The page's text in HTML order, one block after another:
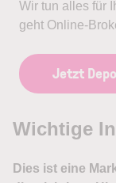
Wir tun alles für
geht Online-
Jetzt